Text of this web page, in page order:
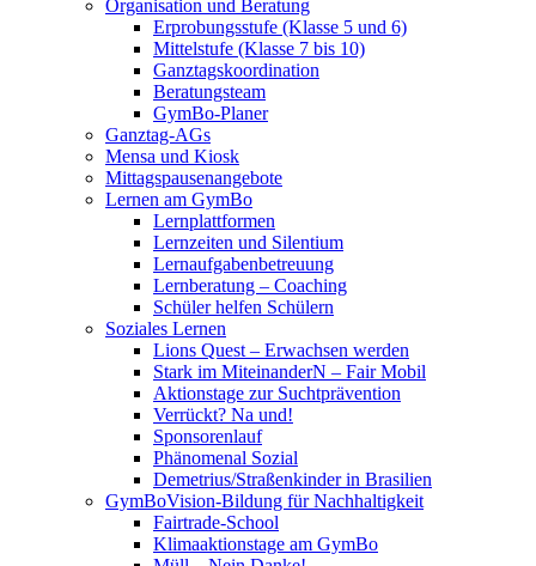
Organisation und Beratung
Erprobungsstufe (Klasse 5 und 6)
Mittelstufe (Klasse 7 bis 10)
Ganztagskoordination
Beratungsteam
GymBo-Planer
Ganztag-AGs
Mensa und Kiosk
Mittagspausenangebote
Lernen am GymBo
Lernplattformen
Lernzeiten und Silentium
Lernaufgabenbetreuung
Lernberatung – Coaching
Schüler helfen Schülern
Soziales Lernen
Lions Quest – Erwachsen werden
Stark im MiteinanderN – Fair Mobil
Aktionstage zur Suchtprävention
Verrückt? Na und!
Sponsorenlauf
Phänomenal Sozial
Demetrius/Straßenkinder in Brasilien
GymBoVision-Bildung für Nachhaltigkeit
Fairtrade-School
Klimaaktionstage am GymBo